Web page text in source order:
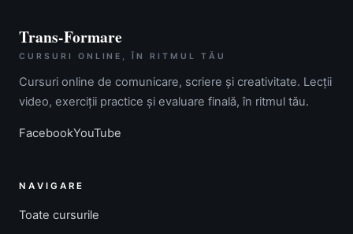
Trans-Formare
CURSURI ONLINE, ÎN RITMUL TĂU
Cursuri online de comunicare, scriere și creativitate. Lecții
video, exerciții practice și evaluare finală, în ritmul tău.
FacebookYouTube
NAVIGARE
Toate cursurile